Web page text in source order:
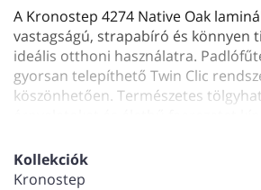
A Kronostep 4274 Native Oak
vastagságú, strapabíró és könnyen
ideális otthoni használatra.
gyorsan telepíthető Twin Clic
köszönhetően. Természetes
árnyalatokat és élethű faerezetet
illeszkedve modern és klasszikus
Kopásállósága és környezetbarát
hosszú élettartamot és
Kollekciók
Kronostep